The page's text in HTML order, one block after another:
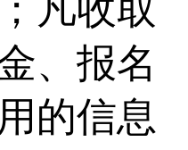
凡收取
、报名
的信息